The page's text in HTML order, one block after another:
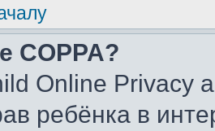
COPPA?
Online Privacy
ребёнка в